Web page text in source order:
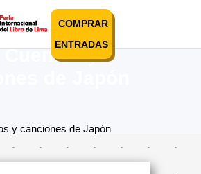
COMPRAR
ENTRADAS
Cuentos y
y canciones de Japón